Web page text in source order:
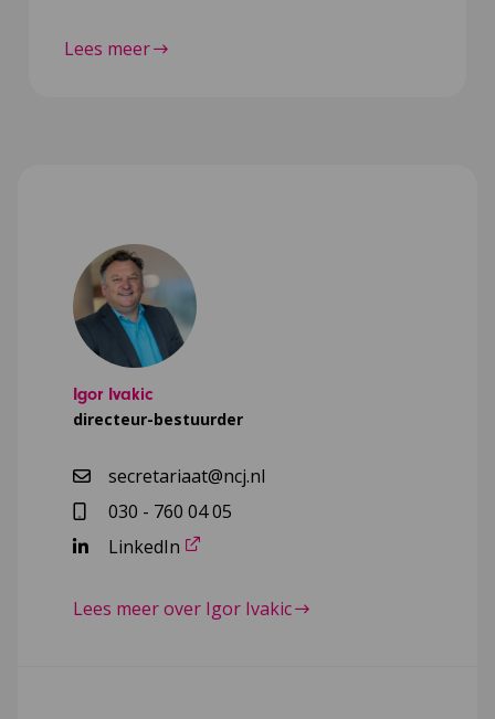
Lees meer
Igor Ivakic
directeur-bestuurder
secretariaat@ncj.nl
030 - 760 04 05
LinkedIn
Lees meer over Igor Ivakic